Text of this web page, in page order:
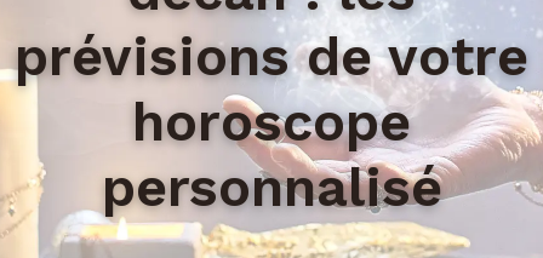
prévisions de votre
horoscope
personnalisé